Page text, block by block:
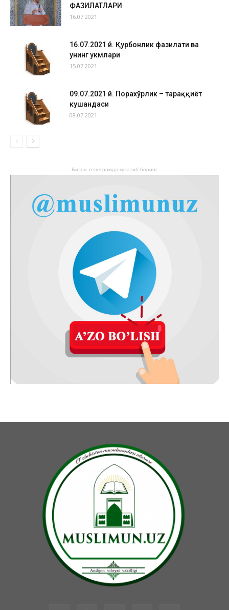
ФАЗИЛАТЛАРИ
16.07.2021
16.07.2021 й. Қурбонлик фазилати ва
унинг ҳукмлари
15.07.2021
09.07.2021 й. Порахўрлик – тараққиёт
кушандаси
08.07.2021
Бизни телеграмда кузатиб боринг